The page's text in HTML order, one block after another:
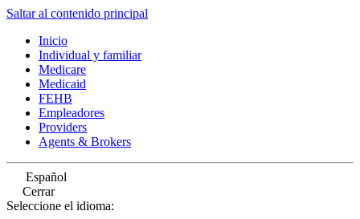
Saltar al contenido principal
Inicio
Individual y familiar
Medicare
Medicaid
FEHB
Empleadores
Providers
Agents & Brokers
Español
Cerrar
Seleccione el idioma: